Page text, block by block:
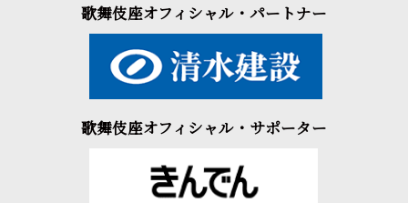
歌舞伎座オフィシャル・パートナー
歌舞伎座オフィシャル・サポーター